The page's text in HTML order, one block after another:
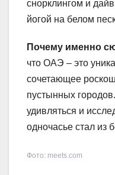
снорклингом и
йогой на белом
Почему именно
что ОАЭ – это
сочетающее
пустынных
удивляться и
одночасье стал из
Фото: meets.com